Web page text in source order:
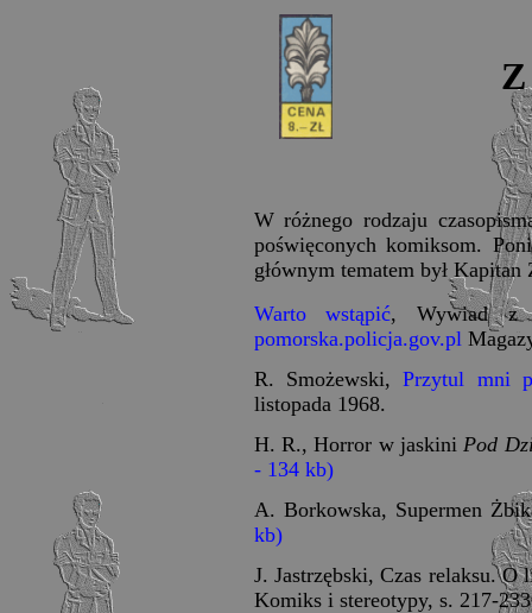
W różnego rodzaju
poświęconych komiksom.
głównym tematem był Kapitan
Warto wstąpić, Wywiad z
pomorska.policja.gov.pl
R. Smożewski,Przytul mni
listopada 1968.
H. R., Horror w jaskiniPod
- 134 kb)
A. Borkowska, Supermen
kb)
J. Jastrzębski, Czas relaksu.
Komiks i stereotypy, s. 217-